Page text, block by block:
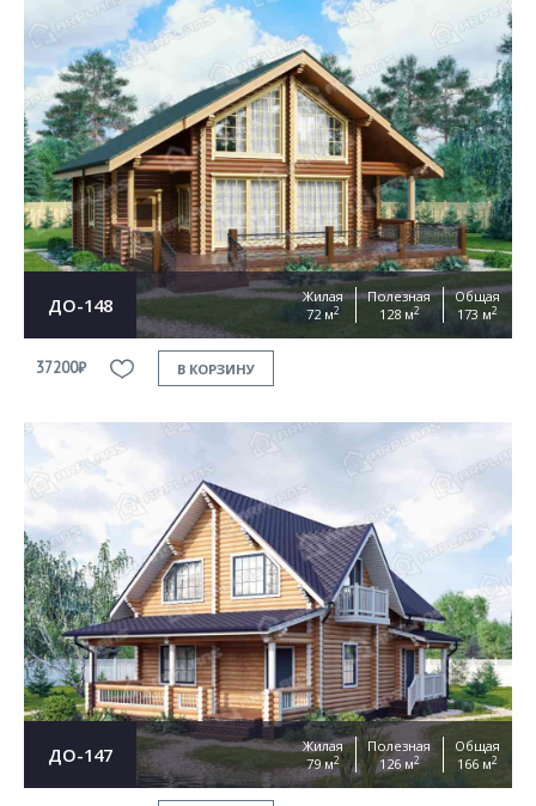
ДО-148
Жилая
72 м2
Полезная
128 м2
Общая
173 м2
37200₽ В КОРЗИНУ
ДО-147
Жилая
79 м2
Полезная
126 м2
Общая
166 м2